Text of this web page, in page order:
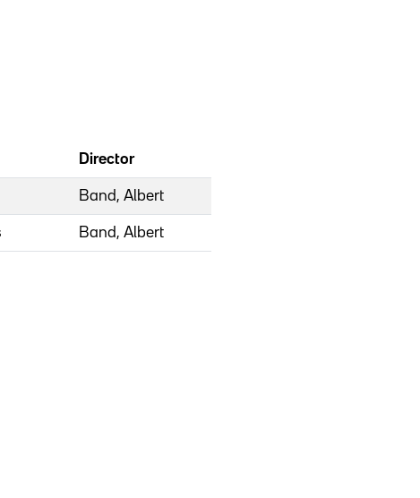
Director
Band, Albert
Band, Albert